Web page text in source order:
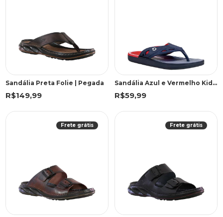
Sandália Preta Folie | Pegada
R$149,99
Sandália Azul e Vermelho Kids Sport | Cartago
R$59,99
Frete grátis Frete grátis